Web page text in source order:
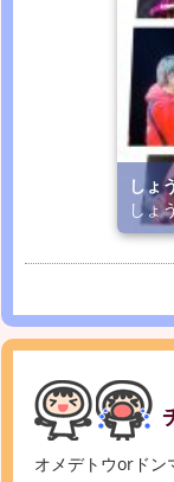
しょ
しょ
オメデトウorドン